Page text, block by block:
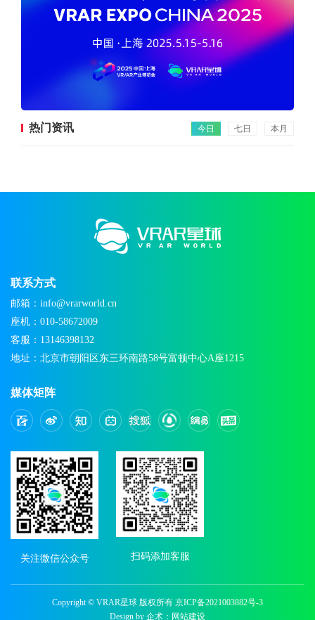
热门资讯 今日 七日 本月
联系方式
邮箱：info@vrarworld.cn
座机：010-58672009
客服：13146398132
地址：北京市朝阳区东三环南路58号富顿中心A座1215
媒体矩阵
关注微信公众号 扫码添加客服
Copyright © VRAR星球 版权所有 京ICP备2021003882号-3
Design by 企术： 网站建设